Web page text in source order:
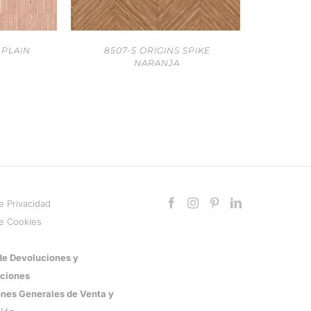
8507-5 ORIGINS SPIKE
NARANJA
Privacidad
Cookies
Devoluciones y
Generales de Venta y